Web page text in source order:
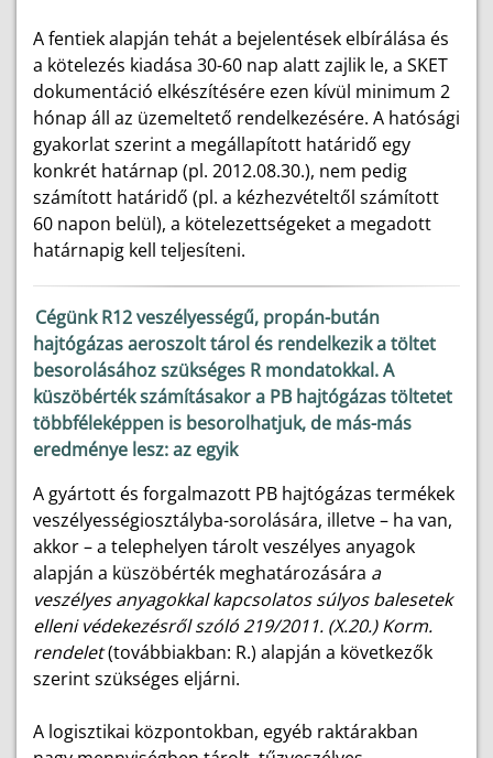
A fentiek alapján tehát a bejelentések elbírálása és
a kötelezés kiadása 30-60 nap alatt zajlik le, a SKET
dokumentáció elkészítésére ezen kívül minimum 2
hónap áll az üzemeltető rendelkezésére. A hatósági
gyakorlat szerint a megállapított határidő egy
konkrét határnap (pl. 2012.08.30.), nem pedig
számított határidő (pl. a kézhezvételtől számított
60 napon belül), a kötelezettségeket a megadott
határnapig kell teljesíteni.
Cégünk R12 veszélyességű, propán-bután
hajtógázas aeroszolt tárol és rendelkezik a töltet
besorolásához szükséges R mondatokkal. A
küszöbérték számításakor a PB hajtógázas töltetet
többféleképpen is besorolhatjuk, de más-más
eredménye lesz: az egyik
A gyártott és forgalmazott PB hajtógázas termékek
veszélyességiosztályba-sorolására, illetve – ha van,
akkor – a telephelyen tárolt veszélyes anyagok
alapján a küszöbérték meghatározására a
veszélyes anyagokkal kapcsolatos súlyos balesetek
elleni védekezésről szóló 219/2011. (X.20.) Korm.
rendelet(továbbiakban: R.) alapján a következők
szerint szükséges eljárni.
A logisztikai központokban, egyéb raktárakban